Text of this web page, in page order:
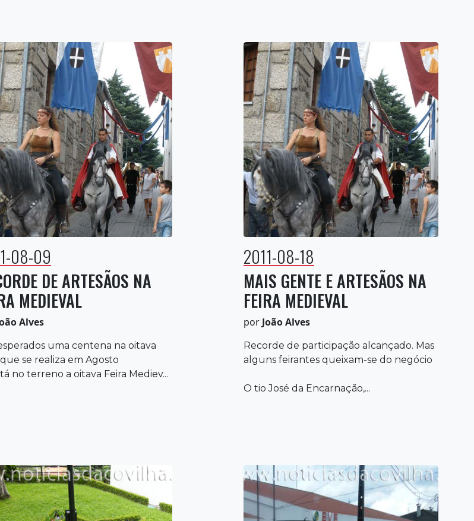
08-09
DE ARTESÃOS NA
MEDIEVAL
Alves
uma centena na oitava
se realiza em Agosto
no terreno a oitava Feira Mediev...
2011-08-18
MAIS GENTE E ARTESÃOS NA
FEIRA MEDIEVAL
por João Alves
Recorde de participação alcançado. Mas
alguns feirantes queixam-se do negócio
O tio José da Encarnação,...